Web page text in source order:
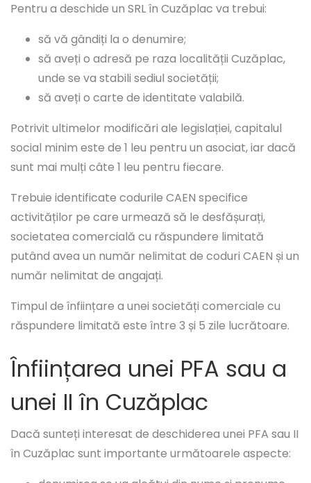
Pentru a deschide un SRL în Cuzăplac va trebui:
să vă gândiți la o denumire;
să aveți o adresă pe raza localității Cuzăplac,
unde se va stabili sediul societății;
să aveți o carte de identitate valabilă.
Potrivit ultimelor modificări ale legislației, capitalul
social minim este de 1 leu pentru un asociat, iar dacă
sunt mai mulți câte 1 leu pentru fiecare.
Trebuie identificate codurile CAEN specifice
activităților pe care urmează să le desfășurați,
societatea comercială cu răspundere limitată
putând avea un număr nelimitat de coduri CAEN și un
număr nelimitat de angajați.
Timpul de înființare a unei societăți comerciale cu
răspundere limitată este între 3 și 5 zile lucrătoare.
Înființarea unei PFA sau a
unei II în Cuzăplac
Dacă sunteți interesat de deschiderea unei PFA sau II
în Cuzăplac sunt importante următoarele aspecte: